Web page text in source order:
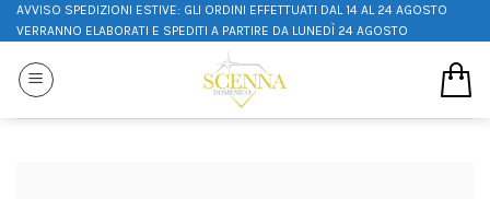
AVVISO SPEDIZIONI ESTIVE: GLI ORDINI EFFETTUATI DAL 14 AL 24 AGOSTO
VERRANNO ELABORATI E SPEDITI A PARTIRE DA LUNEDÌ 24 AGOSTO